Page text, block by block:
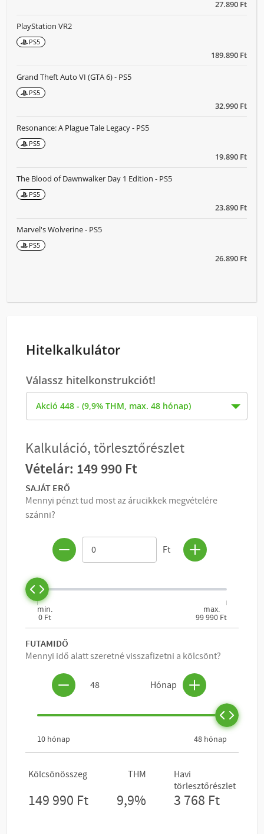
27.890 Ft
189.890 Ft
PlayStation VR2
PS5
32.990 Ft
Grand Theft Auto VI (GTA 6) - PS5
PS5
19.890 Ft
Resonance: A Plague Tale Legacy - PS5
PS5
23.890 Ft
The Blood of Dawnwalker Day 1 Edition - PS5
PS5
26.890 Ft
Marvel's Wolverine - PS5
PS5
Hitelkalkulátor
Válassz hitelkonstrukciót!